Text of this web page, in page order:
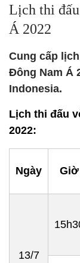
Lịch thi
Á 2022
Cung cấp
Đông Nam Á
Indonesia.
Lịch thi đấu
2022:
Ngày Giờ
13/7